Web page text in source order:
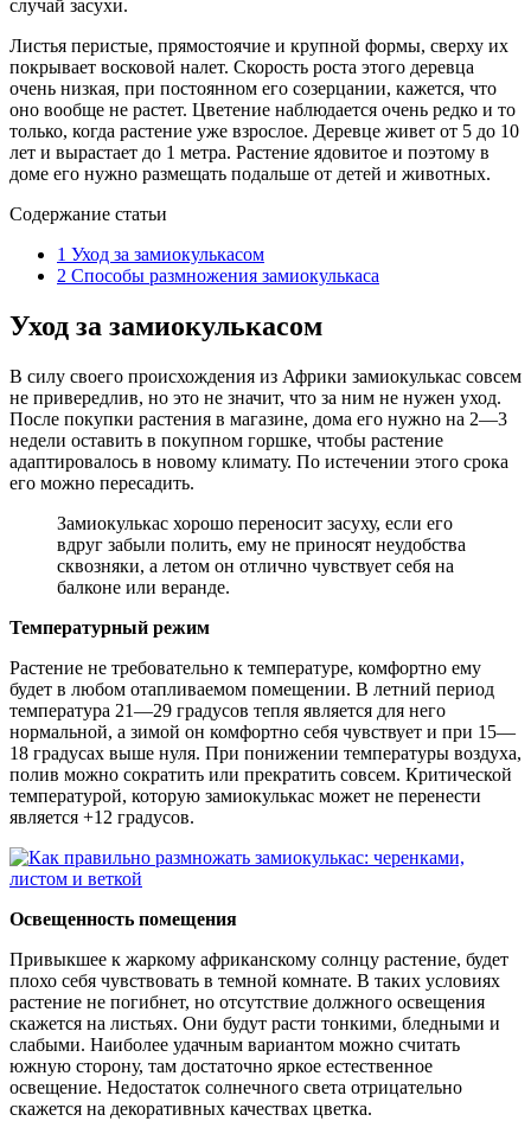
случай засухи.
Листья перистые, прямостоячие и крупной формы, сверху их
покрывает восковой налет. Скорость роста этого деревца
очень низкая, при постоянном его созерцании, кажется, что
оно вообще не растет. Цветение наблюдается очень редко и то
только, когда растение уже взрослое. Деревце живет от 5 до 10
лет и вырастает до 1 метра. Растение ядовитое и поэтому в
доме его нужно размещать подальше от детей и животных.
Содержание статьи
1 Уход за замиокулькасом
2 Способы размножения замиокулькаса
Уход за замиокулькасом
В силу своего происхождения из Африки замиокулькас совсем
не привередлив, но это не значит, что за ним не нужен уход.
После покупки растения в магазине, дома его нужно на 2—3
недели оставить в покупном горшке, чтобы растение
адаптировалось в новому климату. По истечении этого срока
его можно пересадить.
Замиокулькас хорошо переносит засуху, если его
вдруг забыли полить, ему не приносят неудобства
сквозняки, а летом он отлично чувствует себя на
балконе или веранде.
Температурный режим
Растение не требовательно к температуре, комфортно ему
будет в любом отапливаемом помещении. В летний период
температура 21—29 градусов тепля является для него
нормальной, а зимой он комфортно себя чувствует и при 15—
18 градусах выше нуля. При понижении температуры воздуха,
полив можно сократить или прекратить совсем. Критической
температурой, которую замиокулькас может не перенести
является +12 градусов.
Освещенность помещения
Привыкшее к жаркому африканскому солнцу растение, будет
плохо себя чувствовать в темной комнате. В таких условиях
растение не погибнет, но отсутствие должного освещения
скажется на листьях. Они будут расти тонкими, бледными и
слабыми. Наиболее удачным вариантом можно считать
южную сторону, там достаточно яркое естественное
освещение. Недостаток солнечного света отрицательно
скажется на декоративных качествах цветка.